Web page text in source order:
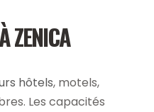
ZENICA
hôtels, motels,
Les capacités